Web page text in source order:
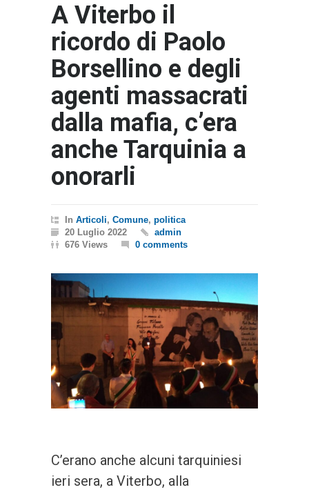
A Viterbo il
ricordo di Paolo
Borsellino e degli
agenti massacrati
dalla mafia, c’era
anche Tarquinia a
onorarli
In Articoli, Comune, politica
20 Luglio 2022
admin
676 Views
0 comments
C’erano anche alcuni tarquiniesi
ieri sera, a Viterbo, alla